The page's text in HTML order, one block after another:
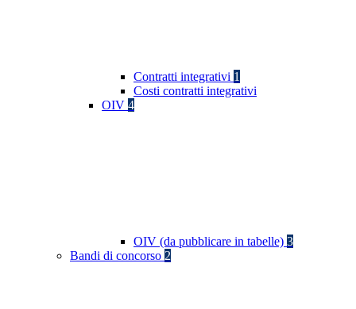
Contratti integrativi 1
Costi contratti integrativi
OIV 4
OIV (da pubblicare in tabelle) 3
Bandi di concorso 2